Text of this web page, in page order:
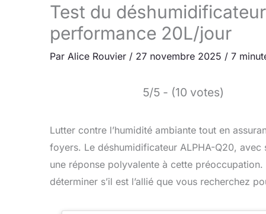
Test du
performance 20L/jour
Par Alice Rouvier / 27 novembre 2025 / 7
5/5 - (10 votes)
Lutter contre l’humidité ambiante tout en
foyers. Le déshumidificateur ALPHA-Q20,
une réponse polyvalente à cette préoccupation.
déterminer s’il est l’allié que vous recherchez